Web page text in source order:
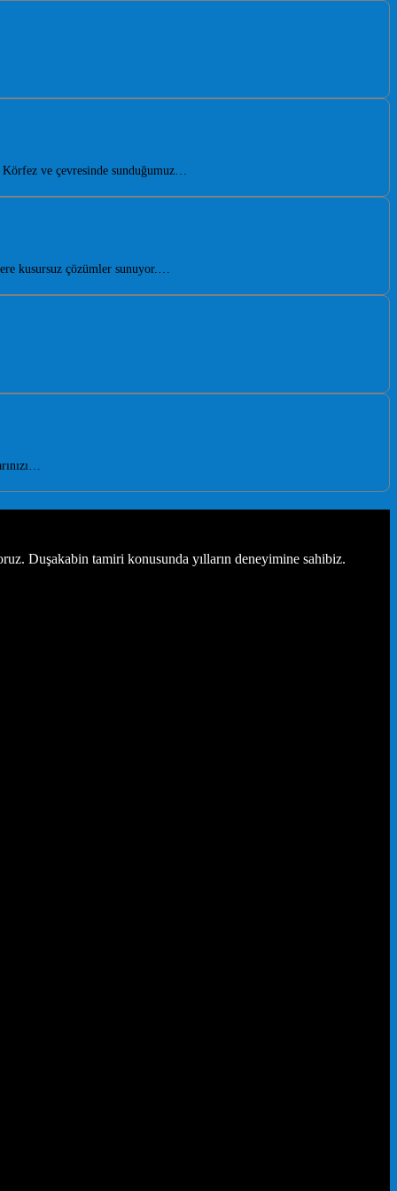
ve çevresinde sunduğumuz…
kusursuz çözümler sunuyor.…
Duşakabin tamiri konusunda yılların deneyimine sahibiz.